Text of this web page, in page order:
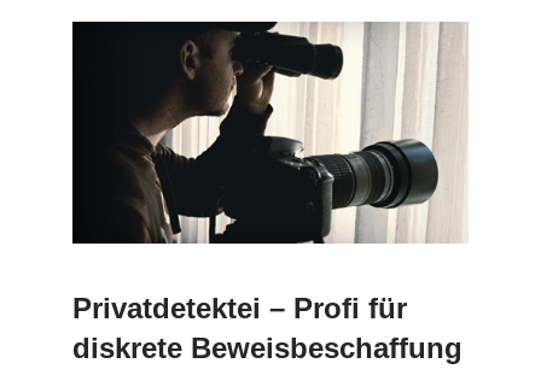
Privatdetektei – Profi für
diskrete Beweisbeschaffung